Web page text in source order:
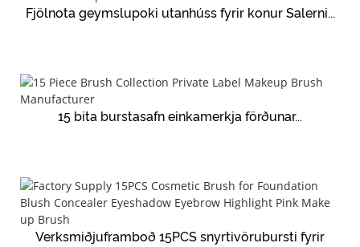
Fjölnota geymslupoki utanhúss fyrir konur Salerni...
15 bita burstasafn einkamerkja förðunar...
Verksmiðjuframboð 15PCS snyrtivörubursti fyrir